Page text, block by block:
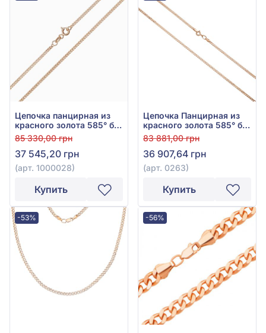
Цепочка панцирная из
красного золота 585° без
вставки, арт. 1000028
85 330,00 грн
37 545,20 грн
(арт. 1000028)
Купить
Цепочка Панцирная из
красного золота 585° без
вставки, арт. 0263
83 881,00 грн
36 907,64 грн
(арт. 0263)
Купить
-53% -56%